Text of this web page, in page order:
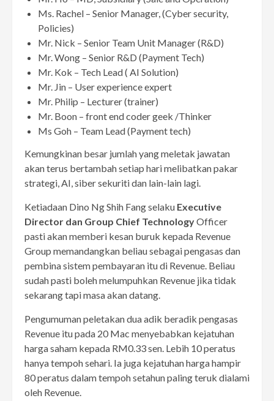
Ms. Rachel – Senior Manager, (Cyber security,
Policies)
Mr. Nick – Senior Team Unit Manager (R&D)
Mr. Wong – Senior R&D (Payment Tech)
Mr. Kok – Tech Lead ( AI Solution)
Mr. Jin – User experience expert
Mr. Philip – Lecturer (trainer)
Mr. Boon – front end coder geek /Thinker
Ms Goh – Team Lead (Payment tech)
Kemungkinan besar jumlah yang meletak jawatan
akan terus bertambah setiap hari melibatkan pakar
strategi, AI, siber sekuriti dan lain-lain lagi.
Ketiadaan Dino Ng Shih Fang selaku Executive
Director dan Group Chief TechnologyOfficer
pasti akan memberi kesan buruk kepada Revenue
Group memandangkan beliau sebagai pengasas dan
pembina sistem pembayaran itu di Revenue. Beliau
sudah pasti boleh melumpuhkan Revenue jika tidak
sekarang tapi masa akan datang.
Pengumuman peletakan dua adik beradik pengasas
Revenue itu pada 20 Mac menyebabkan kejatuhan
harga saham kepada RM0.33 sen. Lebih 10 peratus
hanya tempoh sehari. Ia juga kejatuhan harga hampir
80 peratus dalam tempoh setahun paling teruk dialami
oleh Revenue.